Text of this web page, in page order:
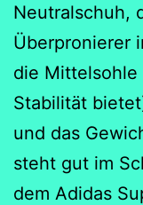
Neutralschuh,
Überpronierer
die
Stabilität
und das
steht gut im
dem Adidas